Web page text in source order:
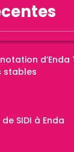
d’Enda
stables
SIDI à Enda